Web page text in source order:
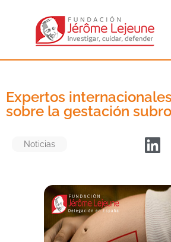
Expertos
sobre la gestación
Noticias